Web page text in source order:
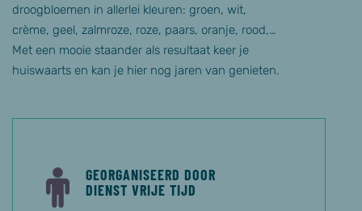
droogbloemen in allerlei kleuren: groen, wit,
crème, geel, zalmroze, roze, paars, oranje, rood,…
Met een mooie staander als resultaat keer je
huiswaarts en kan je hier nog jaren van genieten.
GEORGANISEERD DOOR
DIENST VRIJE TIJD